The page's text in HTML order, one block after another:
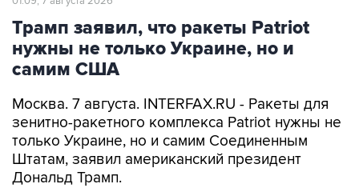
Трамп заявил, что ракеты Patriot
нужны не только Украине, но и
самим США
Москва. 7 августа. INTERFAX.RU - Ракеты для
зенитно-ракетного комплекса Patriot нужны не
только Украине, но и самим Соединенным
Штатам, заявил американский президент
Дональд Трамп.